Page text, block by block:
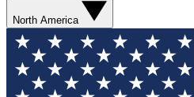
North America